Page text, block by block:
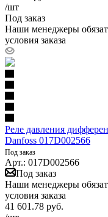
/шт
Под заказ
Наши менеджеры
условия заказа
Реле давления
Danfoss 017D002566
Под заказ
Арт.: 017D002566
Под заказ
Наши менеджеры
условия заказа
41 601.78 руб.